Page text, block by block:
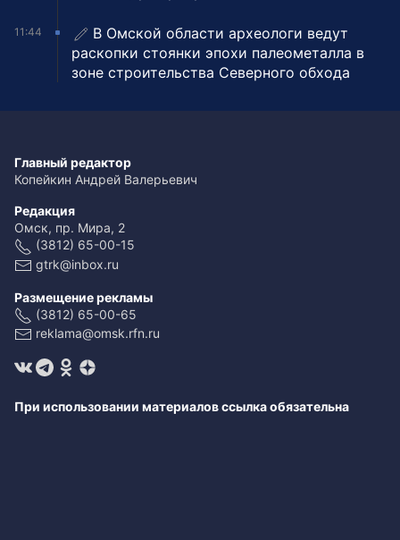
11:44
В Омской области археологи ведут
раскопки стоянки эпохи палеометалла в
зоне строительства Северного обхода
Главный редактор
Копейкин Андрей Валерьевич
Редакция
Омск, пр. Мира, 2
(3812) 65-00-15
gtrk@inbox.ru
Размещение рекламы
(3812) 65-00-65
reklama@omsk.rfn.ru
При использовании материалов ссылка обязательна